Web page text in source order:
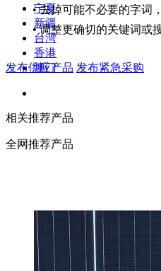
宁夏
新疆
台湾
香港
澳门
• 去掉可能不必要的字词
• 调整更确切的关键词或
发布供应产品 发布紧急采购
相关推荐产品
全网推荐产品